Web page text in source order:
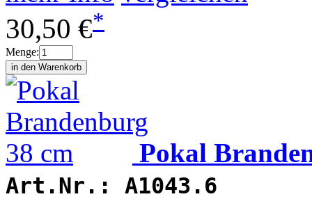
30,50 €*
Menge:
Pokal
Art.Nr.: A1043.6